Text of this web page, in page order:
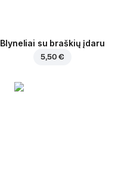
Blyneliai su braškių įdaru
5,50 €